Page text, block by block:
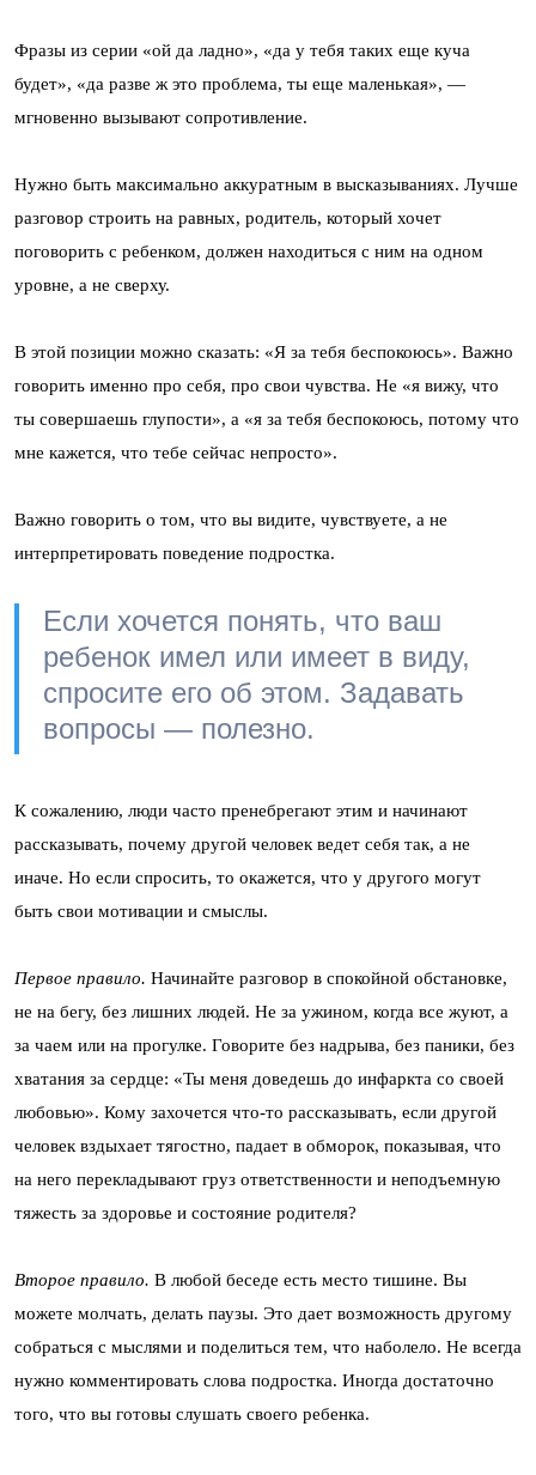
Фразы из серии «ой да ладно», «да у тебя таких еще куча
будет», «да разве ж это проблема, ты еще маленькая», —
мгновенно вызывают сопротивление.
Нужно быть максимально аккуратным в высказываниях. Лучше
разговор строить на равных, родитель, который хочет
поговорить с ребенком, должен находиться с ним на одном
уровне, а не сверху.
В этой позиции можно сказать: «Я за тебя беспокоюсь». Важно
говорить именно про себя, про свои чувства. Не «я вижу, что
ты совершаешь глупости», а «я за тебя беспокоюсь, потому что
мне кажется, что тебе сейчас непросто».
Важно говорить о том, что вы видите, чувствуете, а не
интерпретировать поведение подростка.
Если хочется понять, что ваш
ребенок имел или имеет в виду,
спросите его об этом. Задавать
вопросы — полезно.
К сожалению, люди часто пренебрегают этим и начинают
рассказывать, почему другой человек ведет себя так, а не
иначе. Но если спросить, то окажется, что у другого могут
быть свои мотивации и смыслы.
Первое правило. Начинайте разговор в спокойной обстановке,
не на бегу, без лишних людей. Не за ужином, когда все жуют, а
за чаем или на прогулке. Говорите без надрыва, без паники, без
хватания за сердце: «Ты меня доведешь до инфаркта со своей
любовью». Кому захочется что-то рассказывать, если другой
человек вздыхает тягостно, падает в обморок, показывая, что
на него перекладывают груз ответственности и неподъемную
тяжесть за здоровье и состояние родителя?
Второе правило. В любой беседе есть место тишине. Вы
можете молчать, делать паузы. Это дает возможность другому
собраться с мыслями и поделиться тем, что наболело. Не всегда
нужно комментировать слова подростка. Иногда достаточно
того, что вы готовы слушать своего ребенка.